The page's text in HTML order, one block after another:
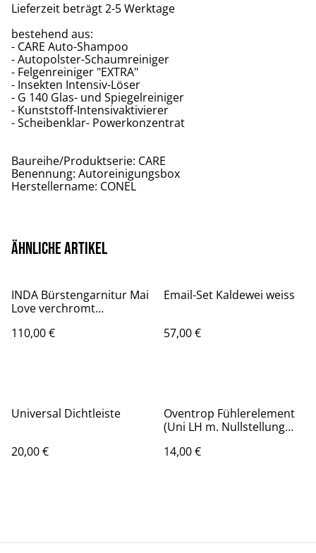
Lieferzeit beträgt 2-5 Werktage
bestehend aus:
- CARE Auto-Shampoo
- Autopolster-Schaumreiniger
- Felgenreiniger "EXTRA"
- Insekten Intensiv-Löser
- G 140 Glas- und Spiegelreiniger
- Kunststoff-Intensivaktivierer
- Scheibenklar- Powerkonzentrat
Baureihe/Produktserie: CARE
Benennung: Autoreinigungsbox
Herstellername: CONEL
Ähnliche Artikel
INDA Bürstengarnitur Mai
Love verchromt
Bürste weiß
110,00 €
Email-Set Kaldewei weiss
57,00 €
Universal Dichtleiste
20,00 €
Oventrop Fühlerelement
(Uni LH m. Nullstellung
14,00 €